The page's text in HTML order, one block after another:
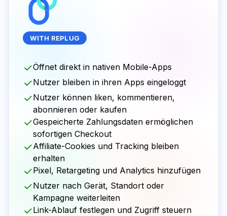
WITH REPLUG
Öffnet direkt in nativen Mobile-Apps
Nutzer bleiben in ihren Apps eingeloggt
Nutzer können liken, kommentieren,
abonnieren oder kaufen
Gespeicherte Zahlungsdaten ermöglichen
sofortigen Checkout
Affiliate-Cookies und Tracking bleiben
erhalten
Pixel, Retargeting und Analytics hinzufügen
Nutzer nach Gerät, Standort oder
Kampagne weiterleiten
Link-Ablauf festlegen und Zugriff steuern